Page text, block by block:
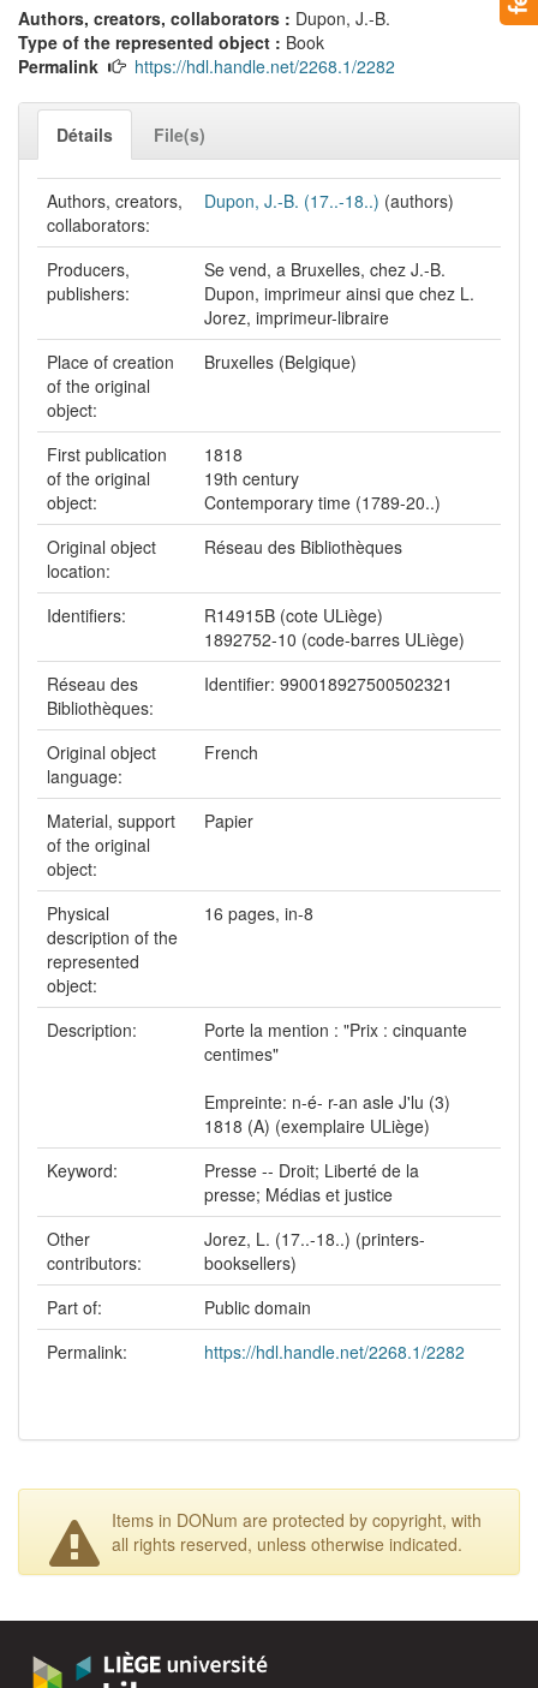
Authors, creators, collaborators : Dupon, J.-B.
Type of the represented object : Book
Permalink
https://hdl.handle.net/2268.1/2282
Détails File(s)
Authors, creators,
collaborators:
Dupon, J.-B. (17..-18..) (authors)
Producers,
publishers:
Se vend, a Bruxelles, chez J.-B.
Dupon, imprimeur ainsi que chez L.
Jorez, imprimeur-libraire
Place of creation
of the original
object:
Bruxelles (Belgique)
First publication
of the original
object:
1818
19th century
Contemporary time (1789-20..)
Original object
location:
Réseau des Bibliothèques
Identifiers:
R14915B (cote ULiège)
1892752-10 (code-barres ULiège)
Réseau des
Bibliothèques:
Identifier: 990018927500502321
Original object
language:
French
Material, support
of the original
object:
Papier
Physical
description of the
represented
object:
16 pages, in-8
Description:
Porte la mention : "Prix : cinquante
centimes"
Empreinte: n-é- r-an asle J'lu (3)
1818 (A) (exemplaire ULiège)
Keyword:
Presse -- Droit; Liberté de la
presse; Médias et justice
Other
contributors:
Jorez, L. (17..-18..) (printers-
booksellers)
Part of:
Public domain
Permalink:
https://hdl.handle.net/2268.1/2282
Items in DONum are protected by copyright, with
all rights reserved, unless otherwise indicated.